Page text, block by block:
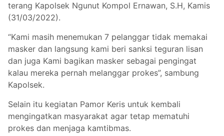
terang Kapolsek Ngunut Kompol Ernawan, S.H, Kamis
(31/03/2022).
“Kami masih menemukan 7 pelanggar tidak memakai
masker dan langsung kami beri sanksi teguran lisan
dan juga Kami bagikan masker sebagai pengingat
kalau mereka pernah melanggar prokes”, sambung
Kapolsek.
Selain itu kegiatan Pamor Keris untuk kembali
mengingatkan masyarakat agar tetap mematuhi
prokes dan menjaga kamtibmas.